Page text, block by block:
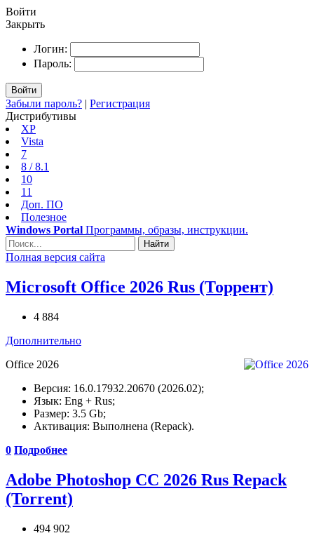
Войти
Закрыть
Логин:
Пароль:
Войти
Забыли пароль? | Регистрация
Дистрибутивы
XP
Vista
7
8 / 8.1
10
11
Доп. ПО
Полезное
Windows Portal Программы, образы, инструкции.
Найти
Полная версия сайта
Microsoft Office 2026 Rus (Торрент)
4 884
Дополнительно
Office 2026
Версия: 16.0.17932.20670 (2026.02);
Язык: Eng + Rus;
Размер: 3.5 Gb;
Активация: Выполнена (Repack).
0 Подробнее
Adobe Photoshop CC 2026 Rus Repack
(Torrent)
494 902